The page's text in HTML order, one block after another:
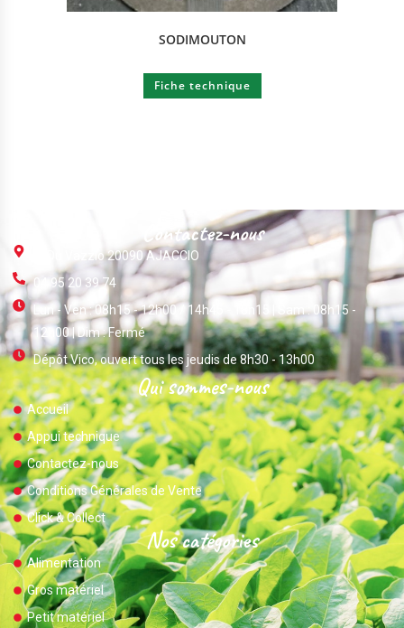
SODIMOUTON
Fiche technique
Contactez-nous
ZI Du Vazzio 20090 AJACCIO
04 95 20 39 74
Lun - Ven : 08h15 - 12h00 / 14h45 - 18h15 | Sam : 08h15 -
12h00 | Dim : Fermé
Dépôt Vico, ouvert tous les jeudis de 8h30 - 13h00
Qui sommes-nous
Accueil
Appui technique
Contactez-nous
Conditions Générales de Vente
Click & Collect
Nos catégories
Alimentation
Gros matériel
Petit matériel